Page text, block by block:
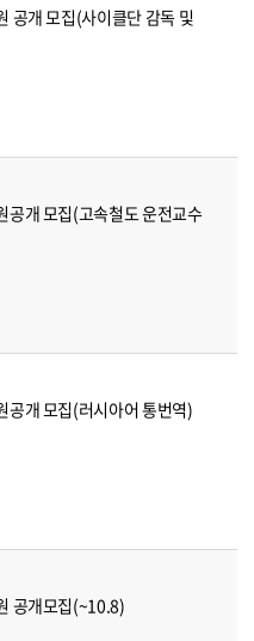
공개 모집(사이클단 감독 및
공개 모집(고속철도 운전교수
공개 모집(러시아어 통번역)
공개모집(~10.8)